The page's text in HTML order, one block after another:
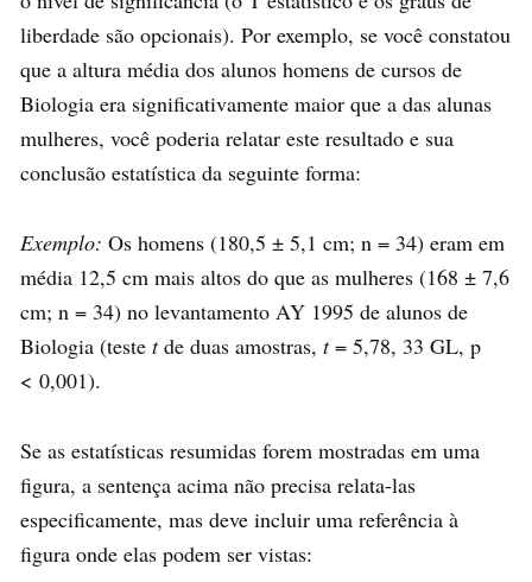
liberdade são opcionais). Por exemplo, se você constatou
que a altura média dos alunos homens de cursos de
Biologia era significativamente maior que a das alunas
mulheres, você poderia relatar este resultado e sua
conclusão estatística da seguinte forma:
Exemplo: Os homens (180,5 ± 5,1 cm; n = 34) eram em
média 12,5 cm mais altos do que as mulheres (168 ± 7,6
cm; n = 34) no levantamento AY 1995 de alunos de
Biologia (teste tde duas amostras, t= 5,78, 33 GL, p
< 0,001).
Se as estatísticas resumidas forem mostradas em uma
figura, a sentença acima não precisa relata-las
especificamente, mas deve incluir uma referência à
figura onde elas podem ser vistas: